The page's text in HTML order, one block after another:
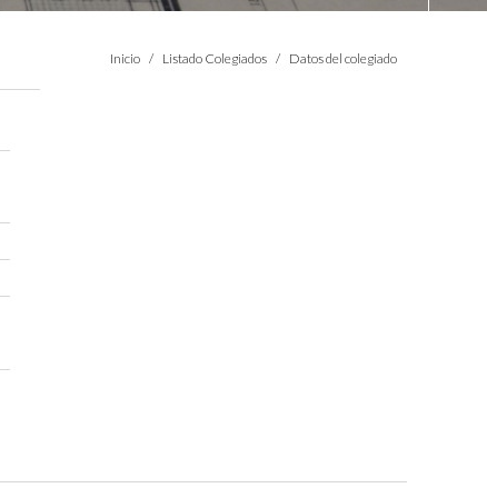
Estás aquí:
Inicio Listado Colegiados Datos del colegiado